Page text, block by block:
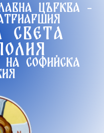
църква -
света
на софийска